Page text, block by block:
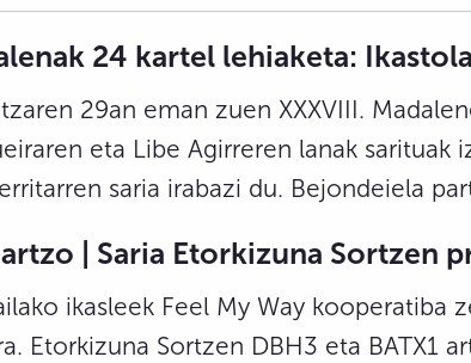
24 kartel lehiaketa:
29an eman zuen XXXVIII.
eta Libe Agirreren lanak
saria irabazi du. Bejondeiela
| Saria Etorkizuna Sortzen
ikasleek Feel My Way kooperatiba
Etorkizuna Sortzen DBH3 eta BATX1